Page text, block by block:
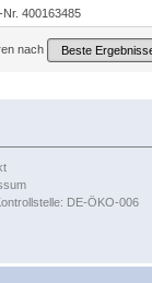
Nr. 400163485
nach
DE-ÖKO-006